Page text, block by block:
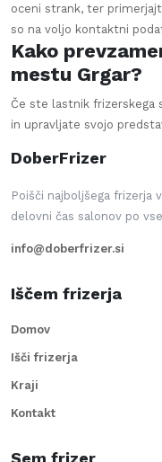
oceni strank, ter
so na voljo kontaktni
Kako
mestu Grgar?
Če ste lastnik frizerskega
in upravljate svojo
DoberFrizer
Poišči najboljšega frizerja
delovni čas salonov po
info@doberfrizer.si
Iščem frizerja
Domov
Išči frizerja
Kraji
Kontakt
Sem frizer